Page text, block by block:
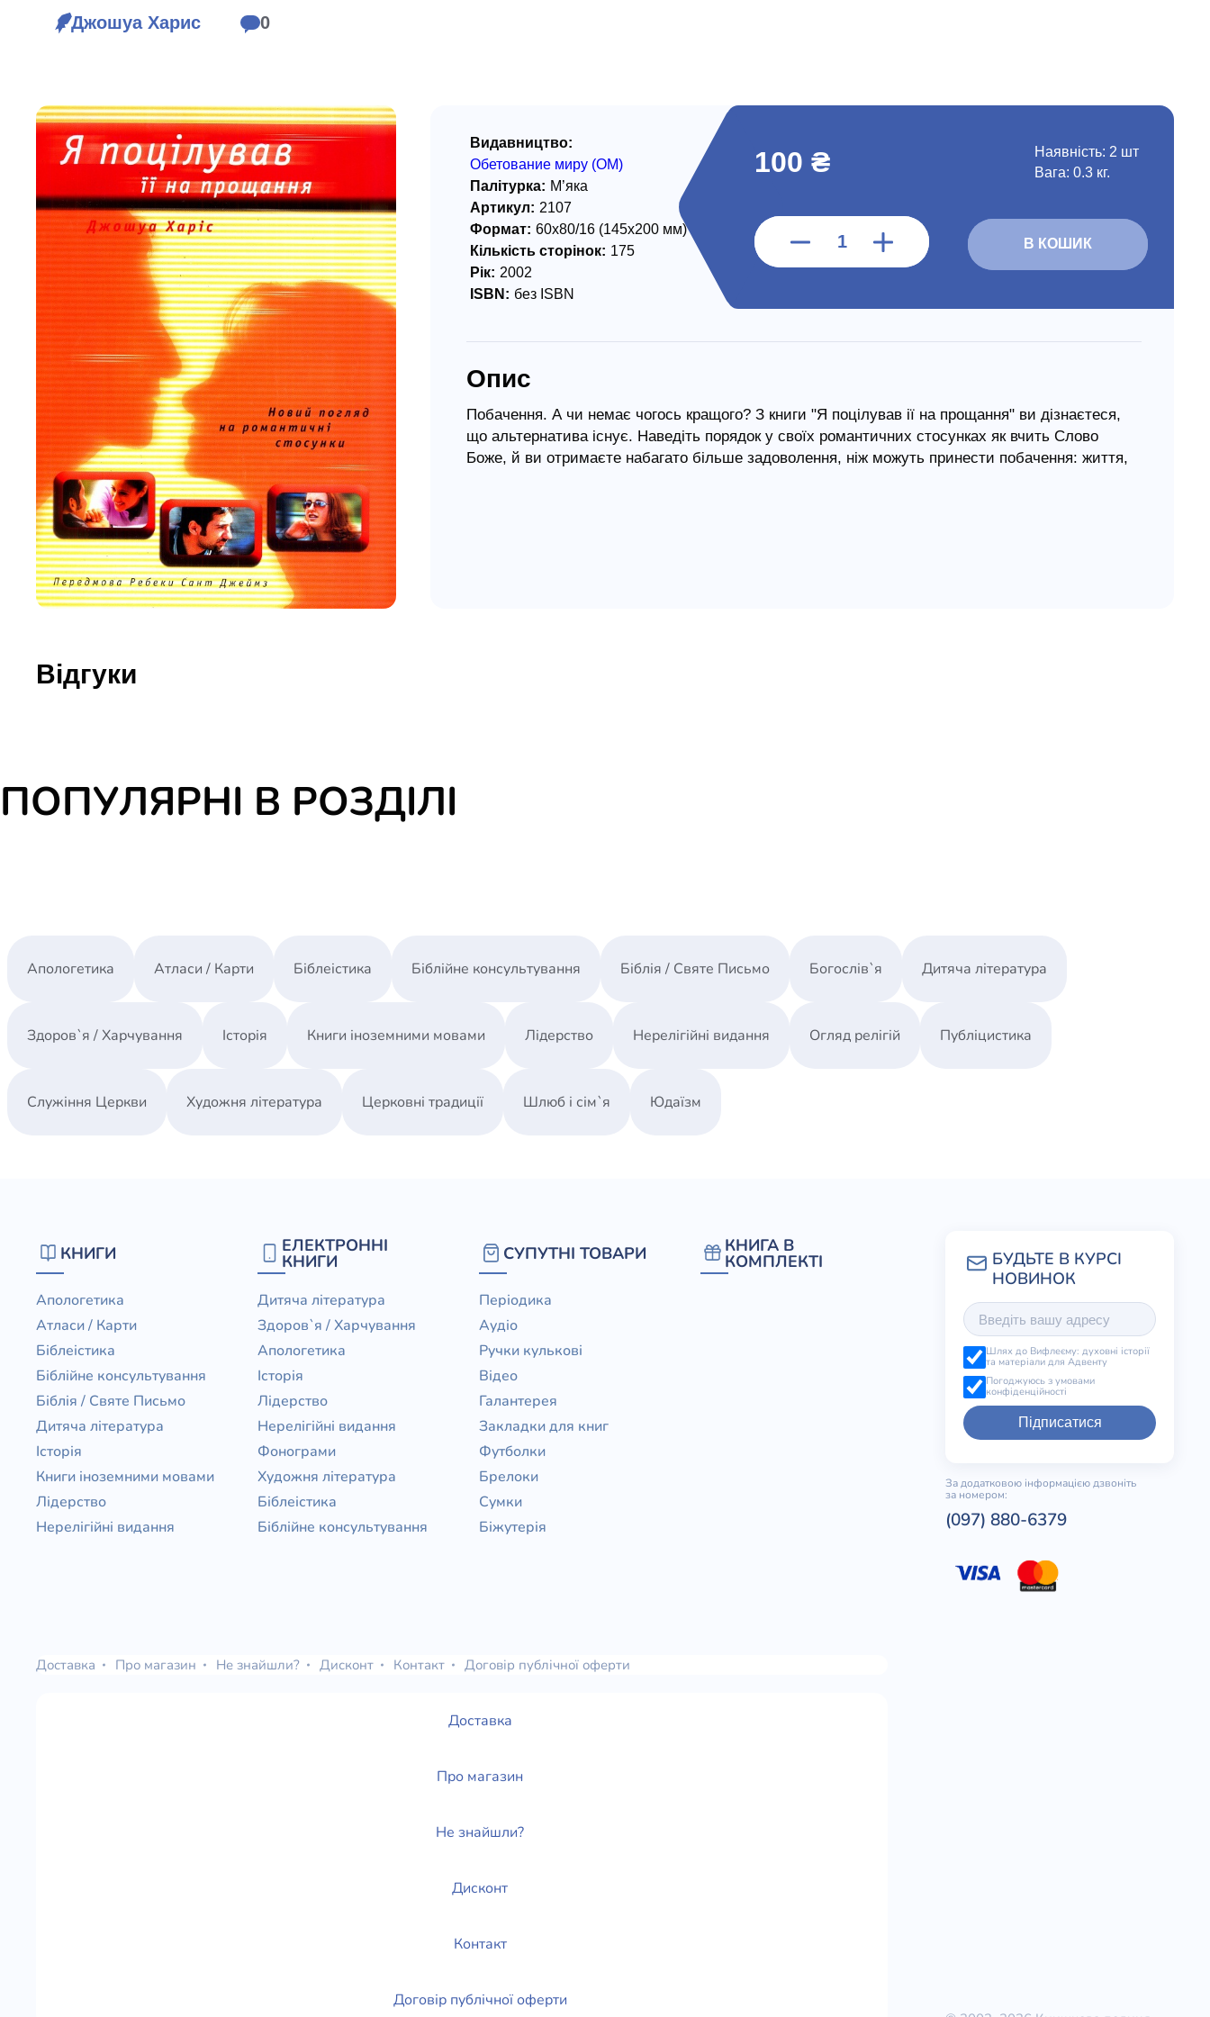
Свіжі надходження, актуальна
література та нові автори на нашій
полиці.
Книги іноземними мовами
Лідерство
Нерелігійні видання
Церковні традиції
Служіння Церкви
Публіцистика
Богослів`я
Шлюб і сім`я
Здоров`я / Харчування
Юдаїзм
Огляд релігій
Художня література
Джошуа Харис 0
100 ₴ Наявність: 2 шт
Вага: 0.3 кг.
В КОШИК
Видавництво:
Обетование миру (ОМ)
Палітурка: М’яка
Артикул: 2107
Формат: 60х80/16 (145х200 мм)
Кількість сторінок: 175
Рік: 2002
ISBN: без ISBN
Опис
Побачення. А чи немає чогось кращого? З книги "Я поцілував ії на прощання" ви дізнаєтеся,
що альтернатива існує. Наведіть порядок у своїх романтичних стосунках як вчить Слово
Боже, й ви отримаєте набагато більше задоволення, ніж можуть принести побачення: життя,
Відгуки
ПОПУЛЯРНІ В РОЗДІЛІ
Апологетика Атласи / Карти Біблеістика Біблійне консультування Біблія / Святе Письмо Богослів`я Дитяча література
Здоров`я / Харчування Історія Книги іноземними мовами Лідерство Нерелігійні видання Огляд релігій Публіцистика
Служіння Церкви Художня література Церковні традиції Шлюб і сім`я Юдаїзм
КНИГИ
Апологетика
Атласи / Карти
Біблеістика
Біблійне консультування
Біблія / Святе Письмо
Дитяча література
Історія
Книги іноземними мовами
Лідерство
Нерелігійні видання
ЕЛЕКТРОННІ
КНИГИ
Дитяча література
Здоров`я / Харчування
Апологетика
Історія
Лідерство
Нерелігійні видання
Фонограми
Художня література
Біблеістика
Біблійне консультування
СУПУТНІ ТОВАРИ
Періодика
Аудіо
Ручки кулькові
Відео
Галантерея
Закладки для книг
Футболки
Брелоки
Сумки
Біжутерія
КНИГА В
КОМПЛЕКТІ
Шлях до Вифлеєму: духовні історії
та матеріали для Адвенту
Погоджуюсь з умовами
конфіденційності
Підписатися
За додатковою інформацією дзвоніть
за номером:
(097) 880-6379
Доставка Про магазин Не знайшли? Дисконт Контакт Договір публічної оферти
Доставка
Про магазин
Не знайшли?
Дисконт
Контакт
Договір публічної оферти